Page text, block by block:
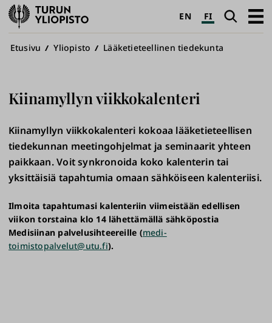
Turun
yliopisto
EN FI Haku
Avaa
Murupolku
Etusivu Yliopisto Lääketieteellinen tiedekunta
Kiinamyllyn viikkokalenteri
Kiinamyllyn viikkokalenteri kokoaa lääketieteellisen
tiedekunnan meetingohjelmat ja seminaarit yhteen
paikkaan. Voit synkronoida koko kalenterin tai
yksittäisiä tapahtumia omaan sähköiseen kalenteriisi.
Ilmoita tapahtumasi kalenteriin viimeistään edellisen
viikon torstaina klo 14 lähettämällä sähköpostia
Medisiinan palvelusihteereille (medi-
toimistopalvelut@utu.fi).